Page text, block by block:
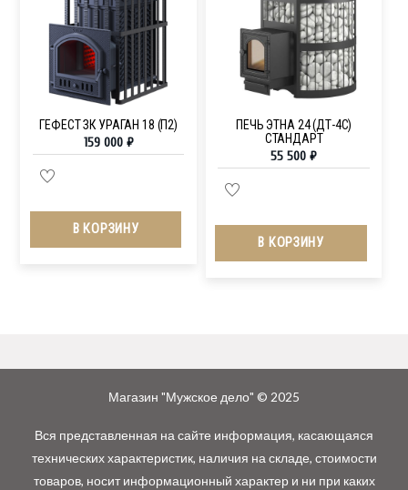
ГЕФЕСТ ЗК УРАГАН 18 (П2)
159 000 ₽
В КОРЗИНУ
ПЕЧЬ ЭТНА 24 (ДТ-4С)
СТАНДАРТ
55 500₽
В КОРЗИНУ
Магазин "Мужское дело" © 2025
Вся представленная на сайте информация, касающаяся
технических характеристик, наличия на складе, стоимости
товаров, носит информационный характер и ни при каких